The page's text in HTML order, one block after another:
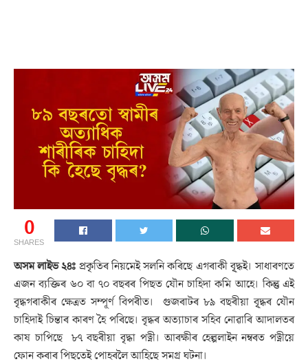
0
SHARES
অসম লাইভ ২৪ঃ প্ৰকৃতিৰ নিয়মেই সলনি কৰিছে এগৰাকী বৃ্দ্ধই। সাধাৰণতে
এজন ব্যক্তিৰ ৬০ বা ৭০ বছৰৰ পিছত যৌন চাহিদা কমি আহে। কিন্তু এই
বৃদ্ধগৰাকীৰ ক্ষেত্ৰত সম্পূৰ্ণ বিপৰীত। গুজৰাটৰ ৮৯ বছৰীয়া বৃ্দ্ধৰ যৌন
চাহিদাই চিন্তাৰ কাৰণ হৈ পৰিছে। বৃদ্ধৰ অত্যাচাৰ সহিব নোৱাৰি আদালতৰ
কাষ চাপিছে ৮৭ বছৰীয়া বৃদ্ধা পত্নী। আৰক্ষীৰ হেল্পলাইন নম্বৰত পত্নীয়ে
ফোন কৰাৰ পিছতেই পোহৰলৈ আহিছে সমগ্ৰ ঘটনা।